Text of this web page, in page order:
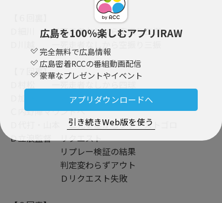
広島を100％楽しむアプリIRAW
完全無料で広島情報
広島密着RCCの番組動画配信
豪華なプレゼントやイベント
アプリダウンロードへ
引き続きWeb版を使う
Ｄ細川 無死走者なしから空振り三振
【７回裏】
Ｄ加藤匠 一死１塁から犠牲バント成功
Ｃ内野陣マウンドへ
Ｄ代打・山本 二死２塁からファーストゴロ
Ｄ立浪監督 リクエスト
リプレー検証の結果
判定変わらずアウト
Ｄリクエスト失敗